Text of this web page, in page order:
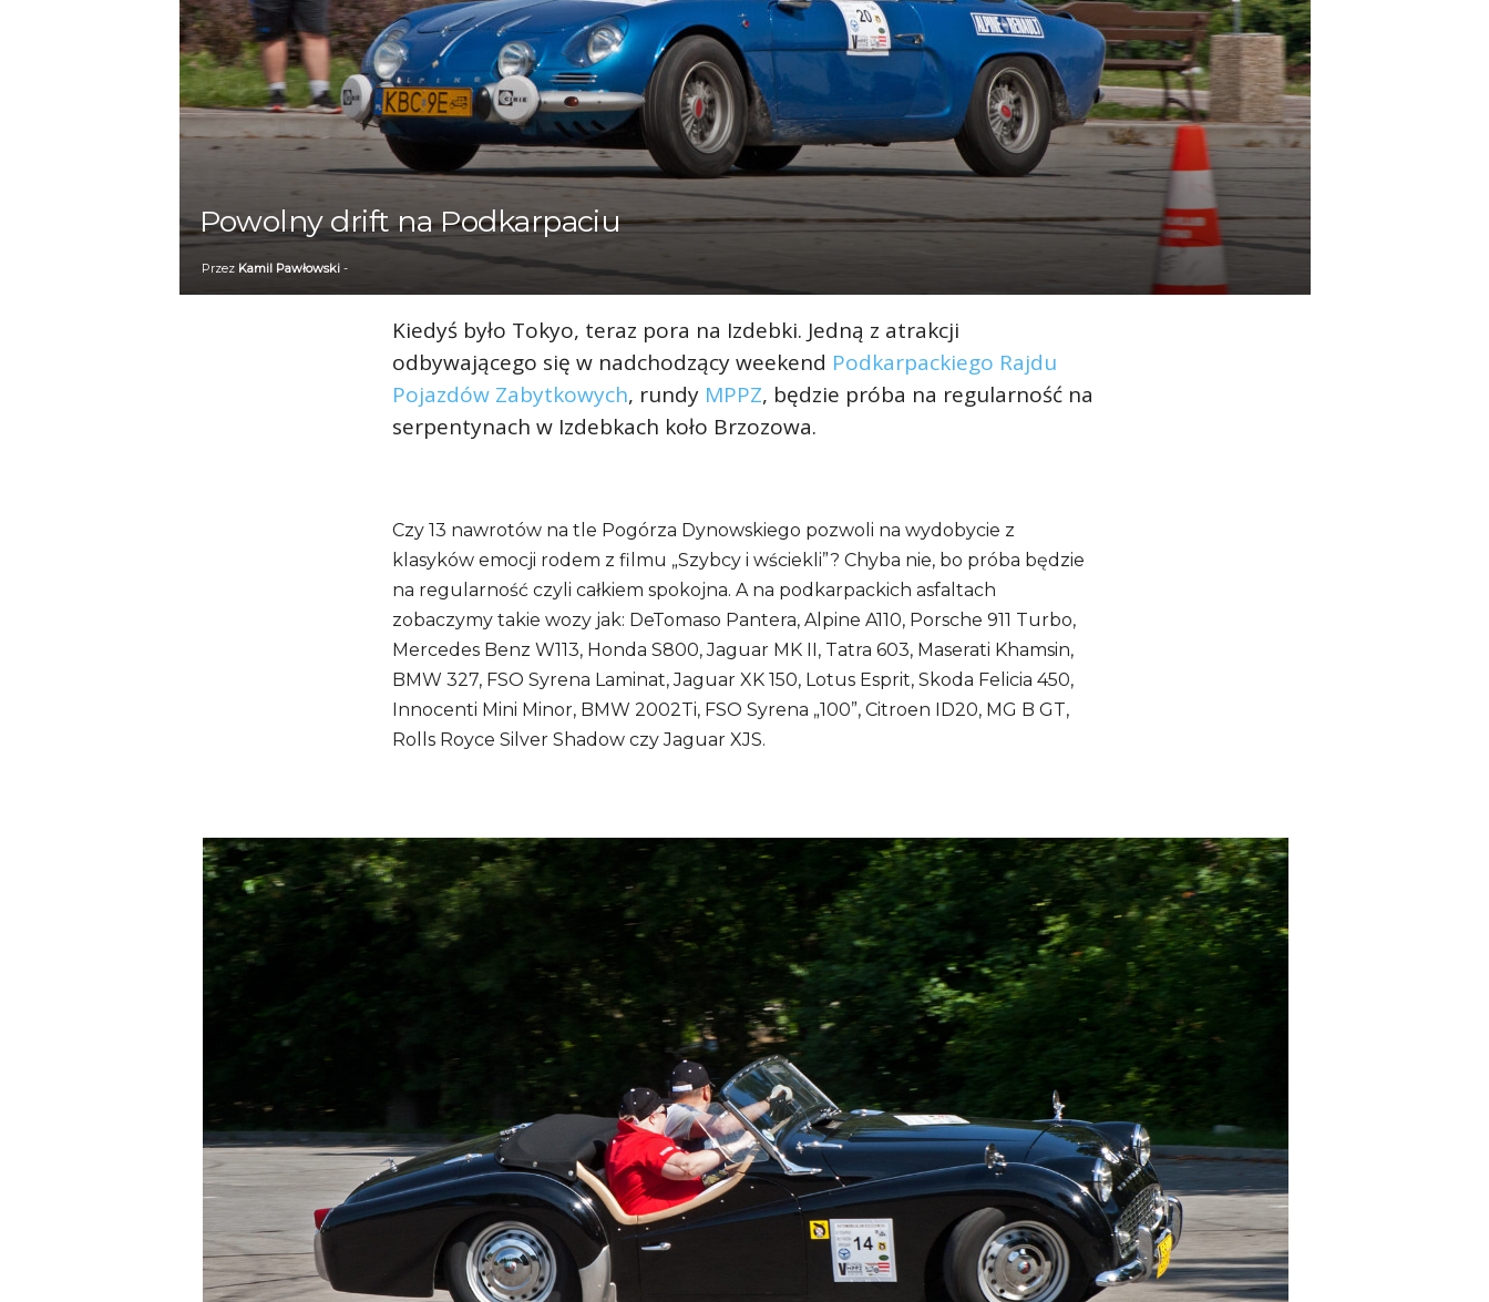
Powolny drift na Podkarpaciu
Przez Kamil Pawłowski-
Kiedyś było Tokyo, teraz pora na Izdebki. Jedną z atrakcji
odbywającego się w nadchodzący weekend Podkarpackiego Rajdu
Pojazdów Zabytkowych, rundy MPPZ, będzie próba na regularność na
serpentynach w Izdebkach koło Brzozowa.
Czy 13 nawrotów na tle Pogórza Dynowskiego pozwoli na wydobycie z
klasyków emocji rodem z filmu „Szybcy i wściekli”? Chyba nie, bo próba będzie
na regularność czyli całkiem spokojna. A na podkarpackich asfaltach
zobaczymy takie wozy jak: DeTomaso Pantera, Alpine A110, Porsche 911 Turbo,
Mercedes Benz W113, Honda S800, Jaguar MK II, Tatra 603, Maserati Khamsin,
BMW 327, FSO Syrena Laminat, Jaguar XK 150, Lotus Esprit, Skoda Felicia 450,
Innocenti Mini Minor, BMW 2002Ti, FSO Syrena „100”, Citroen ID20, MG B GT,
Rolls Royce Silver Shadow czy Jaguar XJS.